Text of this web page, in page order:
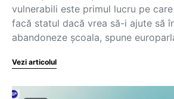
vulnerabili este primul lucru pe
facă statul dacă vrea să-i ajute să
abandoneze școala, spune
Vezi articolul